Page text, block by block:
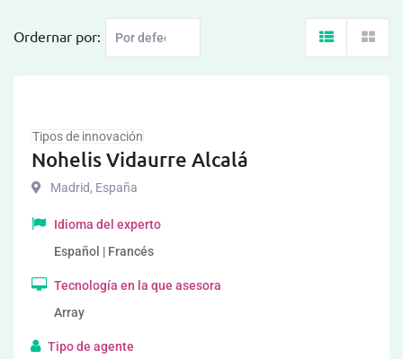
Ordernar por:
Tipos de innovación
Nohelis Vidaurre Alcalá
Madrid, España
Idioma del experto
Español | Francés
Tecnología en la que asesora
Array
Tipo de agente